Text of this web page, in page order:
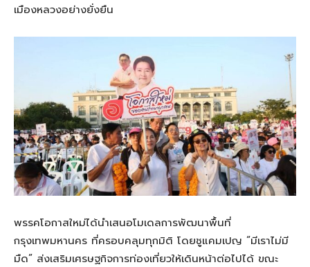
เมืองหลวงอย่างยั่งยืน
พรรคโอกาสใหม่ได้นำเสนอโมเดลการพัฒนาพื้นที่
กรุงเทพมหานคร ที่ครอบคลุมทุกมิติ โดยชูแคมเปญ “มีเราไม่มี
มืด” ส่งเสริมเศรษฐกิจการท่องเที่ยวให้เดินหน้าต่อไปได้ ขณะ